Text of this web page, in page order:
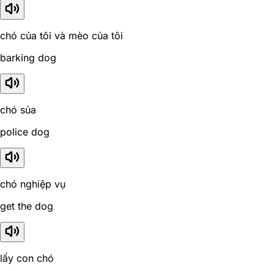
chó của tôi và mèo của tôi
barking dog
chó sủa
police dog
chó nghiệp vụ
get the dog
lấy con chó